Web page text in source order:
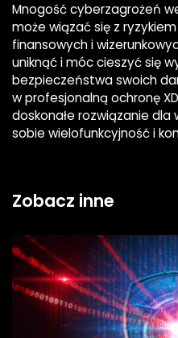
Mnogość cyberzagrożeń
może wiązać się z
finansowych i
uniknąć i móc cieszyć się
bezpieczeństwa swoich
w profesjonalną ochronę
doskonałe rozwiązanie dla
sobie wielofunkcyjność i
Zobacz inne